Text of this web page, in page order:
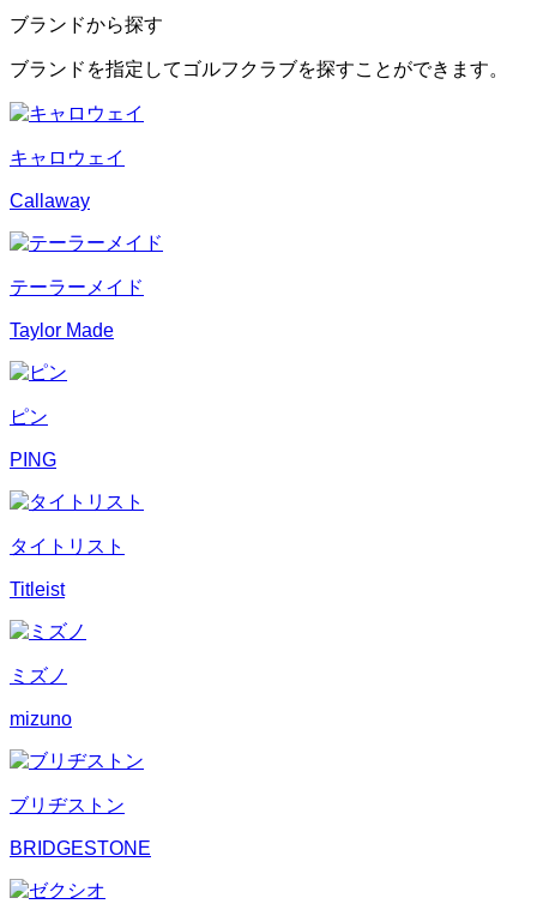
ブランドから探す
ブランドを指定してゴルフクラブを探すことができます。
キャロウェイ
Callaway
テーラーメイド
Taylor Made
ピン
PING
タイトリスト
Titleist
ミズノ
mizuno
ブリヂストン
BRIDGESTONE